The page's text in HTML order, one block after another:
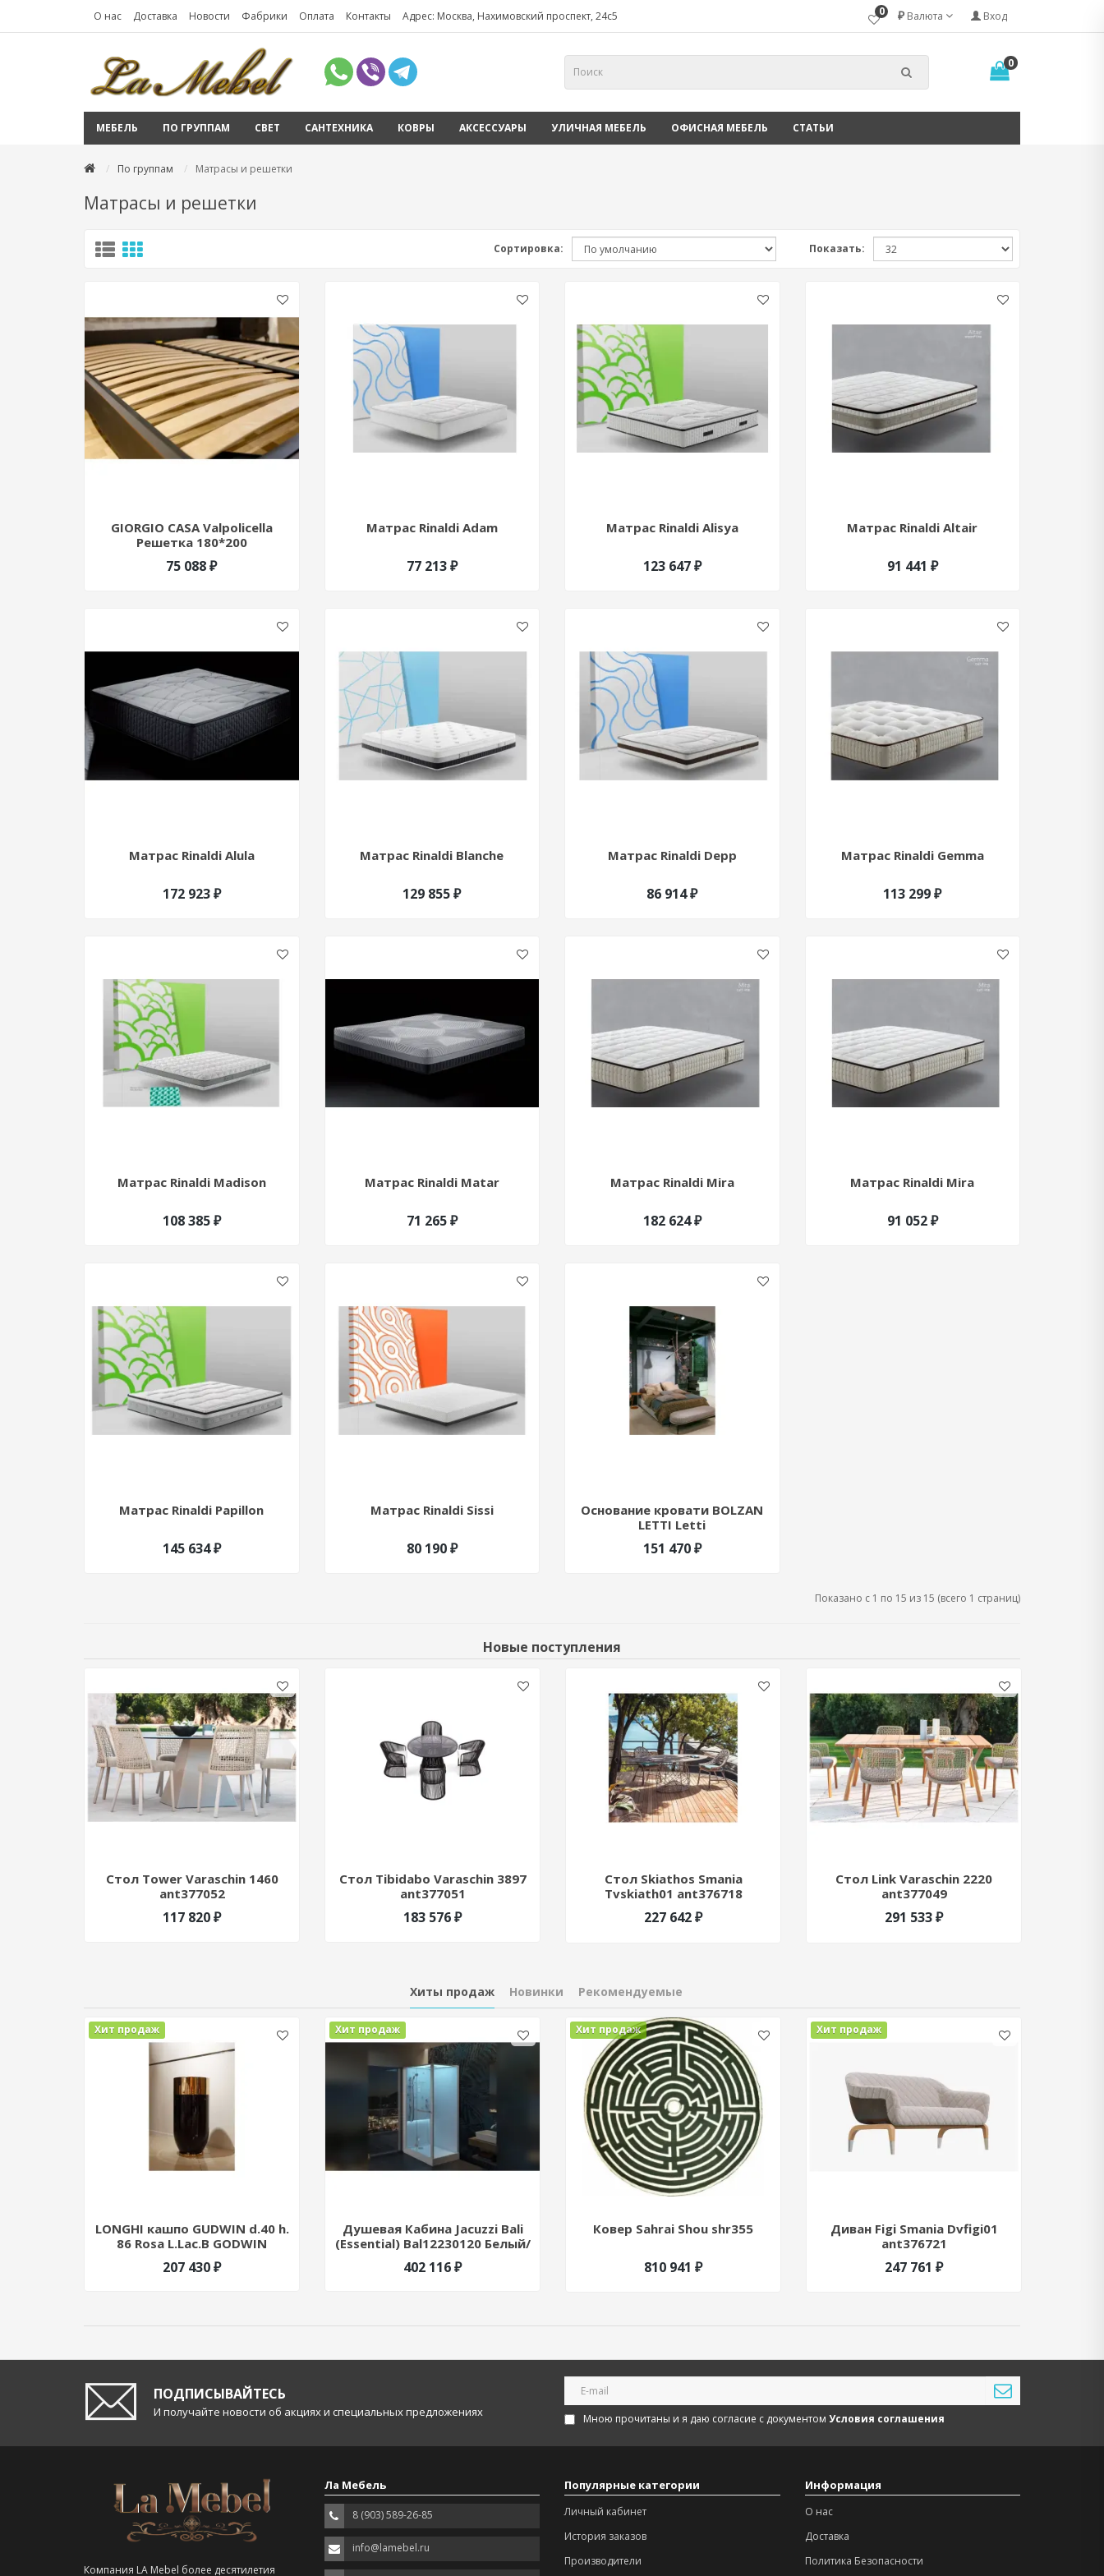
О нас Доставка Новости Фабрики Оплата Контакты Адрес: Москва, Нахимовский проспект, 24с5 Вход
₽ Валюта
0
0
МЕБЕЛЬ ПО ГРУППАМ СВЕТ САНТЕХНИКА КОВРЫ АКСЕССУАРЫ УЛИЧНАЯ МЕБЕЛЬ ОФИСНАЯ МЕБЕЛЬ СТАТЬИ
По группам Матрасы и решетки
Матрасы и решетки
Сортировка: Показать:
GIORGIO CASA Valpolicella
Решетка 180*200
75 088 ₽
Матрас Rinaldi Adam
77 213 ₽
Матрас Rinaldi Alisya
123 647 ₽
Матрас Rinaldi Altair
91 441 ₽
Матрас Rinaldi Alula
172 923 ₽
Матрас Rinaldi Blanche
129 855 ₽
Матрас Rinaldi Depp
86 914 ₽
Матрас Rinaldi Gemma
113 299 ₽
Матрас Rinaldi Madison
108 385 ₽
Матрас Rinaldi Matar
71 265 ₽
Матрас Rinaldi Mira
182 624 ₽
Матрас Rinaldi Mira
91 052 ₽
Матрас Rinaldi Papillon
145 634 ₽
Матрас Rinaldi Sissi
80 190 ₽
Основание кровати BOLZAN
LETTI Letti
151 470 ₽
Показано с 1 по 15 из 15 (всего 1 страниц)
Новые поступления
Стол Tower Varaschin 1460
ant377052
117 820 ₽
Стол Tibidabo Varaschin 3897
ant377051
183 576 ₽
Стол Skiathos Smania
Tvskiath01 ant376718
227 642 ₽
Стол Link Varaschin 2220
ant377049
291 533 ₽
Хиты продаж Новинки Рекомендуемые
Хит продаж
LONGHI кашпо GUDWIN d.40 h.
86 Rosa L.Lac.B GODWIN
207 430 ₽
Хит продаж
Душевая Кабина Jacuzzi Bali
(Essential) Bal12230120 Белый/
Хром 228520
402 116 ₽
Хит продаж
Ковер Sahrai Shou shr355
810 941 ₽
Хит продаж
Диван Figi Smania Dvfigi01
ant376721
247 761 ₽
ПОДПИСЫВАЙТЕСЬ
И получайте новости об акциях и специальных предложениях Мною прочитаны и я даю согласие с документом Условия соглашения
Компания LA Mebel более десятилетия
Ла Мебель
8 (903) 589-26-85
info@lamebel.ru
Популярные категории
Личный кабинет
История заказов
Производители
Информация
О нас
Доставка
Политика Безопасности